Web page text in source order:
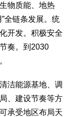
物质能、地热
全链条发展。统
开发。积极安全
奏。到2030
洁能源基地、调
、建设节奏等方
承受地区布局天